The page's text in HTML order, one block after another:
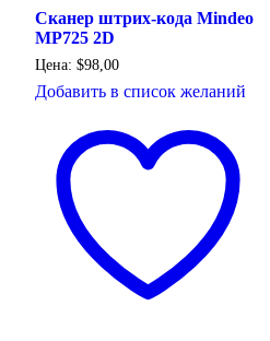
Сканер штрих-кода Mindeo
MP725 2D
Цена: $98,00
Добавить в список желаний